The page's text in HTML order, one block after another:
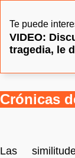
Te puede
VIDEO:
tragedia, le
Crónicas
Las